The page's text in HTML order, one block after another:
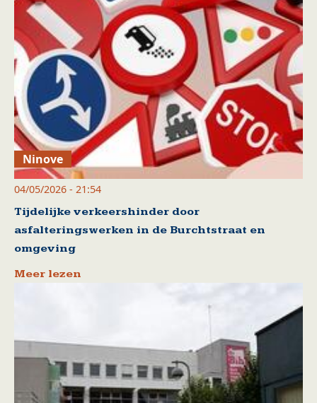
Ninove
04/05/2026 - 21:54
Tijdelijke verkeershinder door
asfalteringswerken in de Burchtstraat en
omgeving
Meer lezen